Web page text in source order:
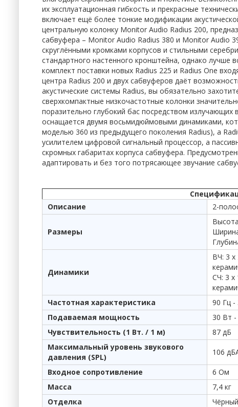
их эксплуатационная гибкость и прекрасные
включает ещё более тонкие модификации
центральную колонку Monitor Audio Radius 200,
сабвуфера – Monitor Audio Radius 380 и Monitor Audio
скруглёнными кромками корпусов и стильными
стандартного настенного кронштейна, однако
комплект поставки новых Radius 225 и Radius One
центра Radius 200 и двух сабвуферов даёт
акустические системы Radius, вы обязательно
сверхкомпактные низкочастотные колонки
поразительно глубокий бас посредством
оснащается двумя восьмидюймовыми динамиками,
моделью 360 из предыдущего поколения Radius), а
усилителем цифровой сигнальный процессор, а
скромных габаритах корпуса сабвуфера.
адаптировать и без того потрясающее звучание
Описание
2-
Размеры
Динамики
ВЧ: 3
СЧ: 3 х
Частотная характеристика
90 Гц -
Подаваемая мощность
30 Вт
Чувствительность (1 Вт. / 1 м)
87 дБ
Максимальный уровень звукового
давления (SPL)
106
Входное сопротивление
6 Ом
Масса
7,4 кг
Отделка